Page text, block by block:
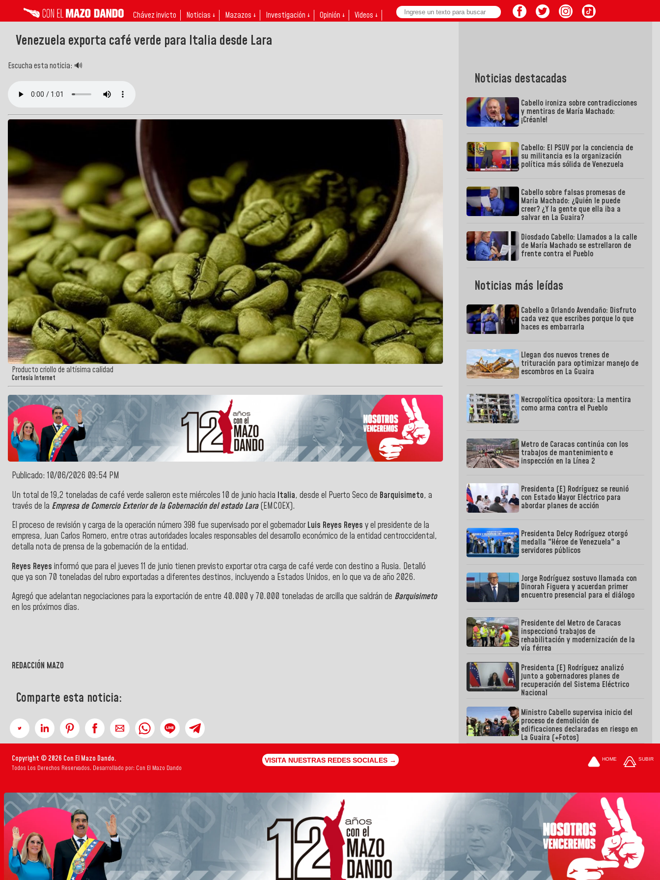
Chávez invicto Noticias ↓ Mazazos ↓ Investigación ↓ Opinión ↓ Videos ↓
Venezuela exporta café verde para Italia desde Lara
Escucha esta noticia: 🔊
Producto criollo de altísima calidad
Cortesía Internet
Publicado: 10/06/2026 09:54 PM
Un total de 19,2 toneladas de café verde salieron este miércoles 10 de junio hacia Italia, desde el Puerto Seco de Barquisimeto, a
través de la Empresa de Comercio Exterior de la Gobernación del estado Lara(EMCOEX).
El proceso de revisión y carga de la operación número 398 fue supervisado por el gobernadorLuis Reyes Reyes y el presidente de la
empresa, Juan Carlos Romero, entre otras autoridades locales responsables del desarrollo económico de la entidad centroccidental,
detalla nota de prensa de la gobernación de la entidad.
Reyes Reyes informó que para el jueves 11 de junio tienen previsto exportar otra carga de café verde con destino a Rusia. Detalló
que ya son 70 toneladas del rubro exportadas a diferentes destinos, incluyendo a Estados Unidos, en lo que va de año 2026.
Agregó que adelantan negociaciones para la exportación de entre 40.000 y 70.000 toneladas de arcilla que saldrán de Barquisimeto
en los próximos días.
REDACCIÓN MAZO
Comparte esta noticia:
Noticias destacadas
Cabello ironiza sobre contradicciones
y mentiras de María Machado:
¡Créanle!
Cabello: El PSUV por la conciencia de
su militancia es la organización
política más sólida de Venezuela
Cabello sobre falsas promesas de
María Machado: ¿Quién le puede
creer? ¿Y la gente que ella iba a
salvar en La Guaira?
Diosdado Cabello: Llamados a la calle
de María Machado se estrellaron de
frente contra el Pueblo
Noticias más leídas
Cabello a Orlando Avendaño: Disfruto
cada vez que escribes porque lo que
haces es embarrarla
Llegan dos nuevos trenes de
trituración para optimizar manejo de
escombros en La Guaira
Necropolítica opositora: La mentira
como arma contra el Pueblo
Metro de Caracas continúa con los
trabajos de mantenimiento e
inspección en la Línea 2
Presidenta (E) Rodríguez se reunió
con Estado Mayor Eléctrico para
abordar planes de acción
Presidenta Delcy Rodríguez otorgó
medalla "Héroe de Venezuela" a
servidores públicos
Jorge Rodríguez sostuvo llamada con
Dinorah Figuera y acuerdan primer
encuentro presencial para el diálogo
Presidente del Metro de Caracas
inspeccionó trabajos de
rehabilitación y modernización de la
vía férrea
Presidenta (E) Rodríguez analizó
junto a gobernadores planes de
recuperación del Sistema Eléctrico
Nacional
Ministro Cabello supervisa inicio del
proceso de demolición de
edificaciones declaradas en riesgo en
La Guaira (+Fotos)
Copyright © 2026 Con El Mazo Dando.
Todos Los Derechos Reservados. Desarrollado por: Con El Mazo Dando
VISITA NUESTRAS REDES SOCIALES → HOME SUBIR